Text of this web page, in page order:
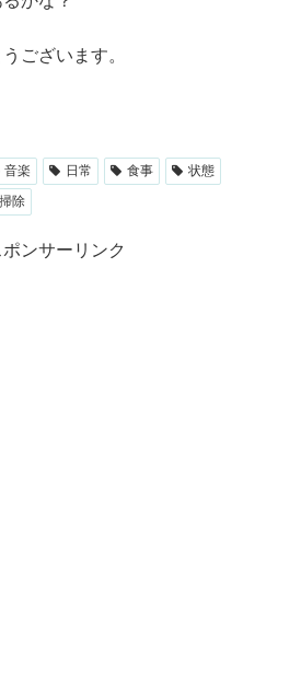
ございます。
音楽 日常 食事
状態
掃除
ポンサーリンク